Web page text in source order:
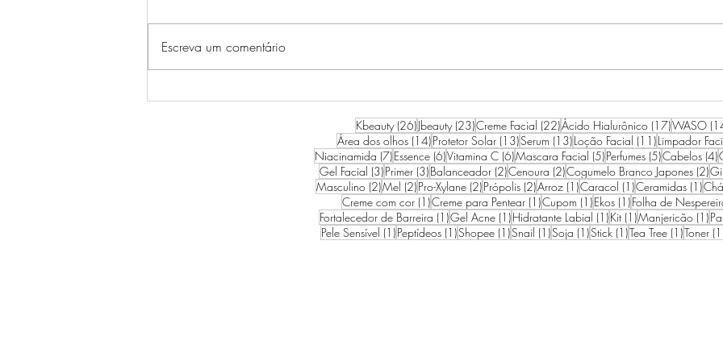
RESET AQUA
Escreva um comentário
Kbeauty (26)26 posts
Jbeauty (23)23 posts
Creme Facial (22)22 posts
Ácido Hialurônico (17)17 posts
WASO
Área dos olhos (14)14 posts
Protetor Solar (13)13 posts
Serum (13)13 posts
Loção Facial (11)11 posts
Limpador
Niacinamida (7)7 posts
Essence (6)6 posts
Vitamina C (6)6 posts
Mascara Facial (5)5 posts
Perfumes (5)5 posts
Cabelos (4)
Gel Facial (3)3 posts
Primer (3)3 posts
Balanceador (2)2 posts
Cenoura (2)2 posts
Cogumelo Branco Japones (2)2
Masculino (2)2 posts
Mel (2)2 posts
Pro-Xylane (2)2 posts
Própolis (2)2 posts
Arroz (1)1 post
Caracol (1)1 post
Ceramidas (1)1
Creme com cor (1)1 post
Creme para Pentear (1)1 post
Cupom (1)1 post
Ekos (1)1 post
Folha de
Fortalecedor de Barreira (1)1 post
Gel Acne (1)1 post
Hidratante Labial (1)1 post
Kit (1)1 post
Manjericão (1)1
Pele Sensível (1)1 post
Peptídeos (1)1 post
Shopee (1)1 post
Snail (1)1 post
Soja (1)1 post
Stick (1)1 post
Tea Tree (1)1 post
Toner